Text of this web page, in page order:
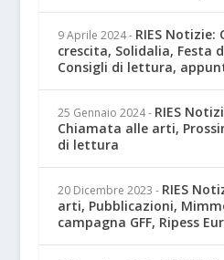
9 Aprile 2024 - RIES
crescita, Solidalia, Festa
Consigli di lettura,
25 Gennaio 2024 - RIES
Chiamata alle arti,
di lettura
20 Dicembre 2023 - RIES
arti, Pubblicazioni,
campagna GFF, Ripess